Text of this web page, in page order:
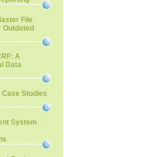
File
Outdated
A
Data
Studies
System